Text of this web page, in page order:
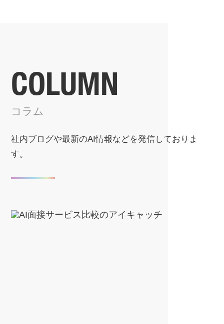
COLUMN
コラム
社内ブログや最新のAI情報などを発信しておりま
す。